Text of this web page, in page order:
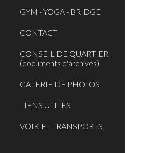
GYM - YOGA - BRIDGE
CONTACT
CONSEIL DE QUARTIER
(documents d'archives)
GALERIE DE PHOTOS
LIENS UTILES
VOIRIE - TRANSPORTS